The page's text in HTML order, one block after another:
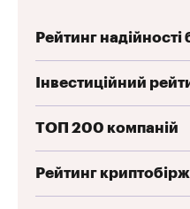
Рейтинг
Інвестиційний
ТОП 200 компаній
Рейтинг криптобірж